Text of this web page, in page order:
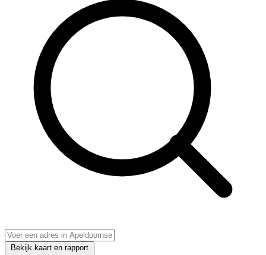
Bekijk kaart en rapport